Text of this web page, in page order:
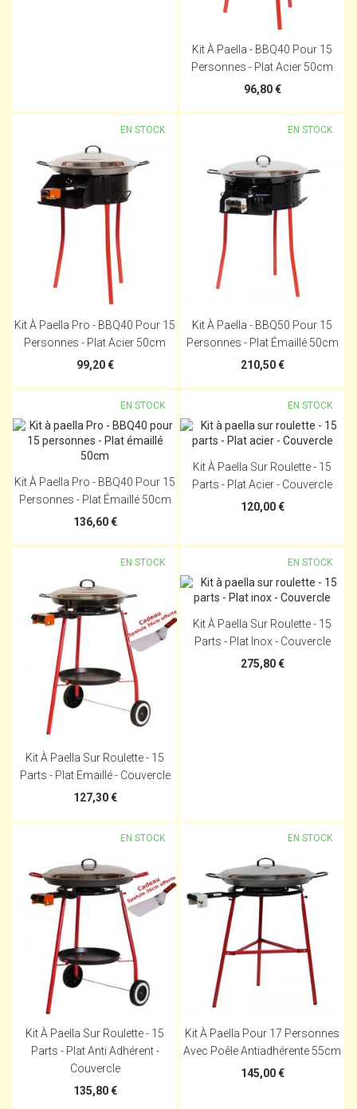
Kit À Paella - BBQ40 Pour 15
Personnes - Plat Acier 50cm
96,80 €
Kit À Paella Pro - BBQ40 Pour 15
Personnes - Plat Acier 50cm
EN STOCK
99,20 €
Kit À Paella - BBQ50 Pour 15
Personnes - Plat Émaillé 50cm
EN STOCK
210,50 €
Kit À Paella Pro - BBQ40 Pour 15
Personnes - Plat Émaillé 50cm
EN STOCK
136,60 €
Kit À Paella Sur Roulette - 15
Parts - Plat Acier - Couvercle
EN STOCK
120,00 €
Kit À Paella Sur Roulette - 15
Parts - Plat Emaillé - Couvercle
EN STOCK
127,30 €
Kit À Paella Sur Roulette - 15
Parts - Plat Inox - Couvercle
EN STOCK
275,80 €
Kit À Paella Sur Roulette - 15
Parts - Plat Anti Adhérent -
Couvercle
EN STOCK
135,80 €
Kit À Paella Pour 17 Personnes
Avec Poêle Antiadhérente 55cm
EN STOCK
145,00 €